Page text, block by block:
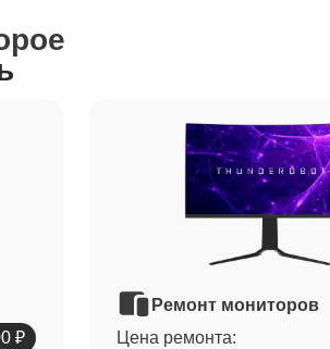
₽
Ремонт мониторов
Цена ремонта: